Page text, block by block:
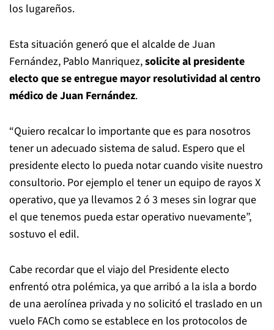
los lugareños.
Esta situación generó que el alcalde de Juan
Fernández, Pablo Manriquez,solicite al presidente
electo que se entregue mayor resolutividad al centro
médico de Juan Fernández.
“Quiero recalcar lo importante que es para nosotros
tener un adecuado sistema de salud. Espero que el
presidente electo lo pueda notar cuando visite nuestro
consultorio. Por ejemplo el tener un equipo de rayos X
operativo, que ya llevamos 2 ó 3 meses sin lograr que
el que tenemos pueda estar operativo nuevamente”,
sostuvo el edil.
Cabe recordar que el viajo del Presidente electo
enfrentó otra polémica, ya que arribó a la isla a bordo
de una aerolínea privada y no solicitó el traslado en un
vuelo FACh como se establece en los protocolos de